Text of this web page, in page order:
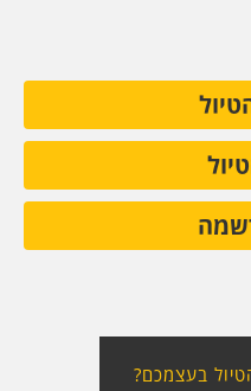
בעצמכם?